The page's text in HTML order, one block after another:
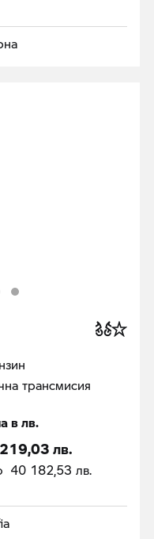
трансмисия
в лв.
лв.
40 182,53 лв.